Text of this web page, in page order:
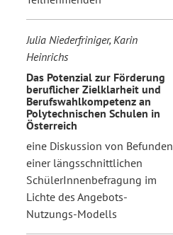
Julia Niederfriniger, Karin
Heinrichs
Das Potenzial zur Förderung
beruflicher Zielklarheit und
Berufswahlkompetenz an
Polytechnischen Schulen in
Österreich
eine Diskussion von Befunden
einer längsschnittlichen
SchülerInnenbefragung im
Lichte des Angebots-
Nutzungs-Modells